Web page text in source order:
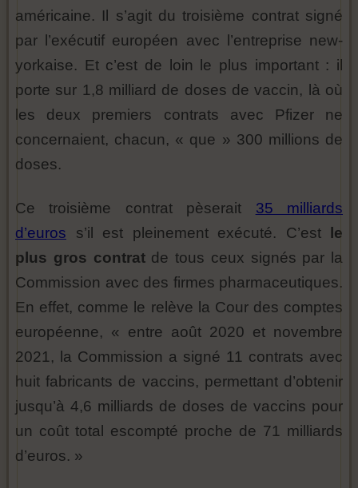
américaine. Il s’agit du troisième contrat signé
par l’exécutif européen avec l’entreprise new-
yorkaise. Et c’est de loin le plus important : il
porte sur 1,8 milliard de doses de vaccin, là où
les deux premiers contrats avec Pfizer ne
concernaient, chacun, « que » 300 millions de
doses.
Ce troisième contrat pèserait 35 milliards
d’euros s’il est pleinement exécuté. C’est le
plus gros contratde tous ceux signés par la
Commission avec des firmes pharmaceutiques.
En effet, comme le relève la Cour des comptes
européenne, « entre août 2020 et novembre
2021, la Commission a signé 11 contrats avec
huit fabricants de vaccins, permettant d’obtenir
jusqu’à 4,6 milliards de doses de vaccins pour
un coût total escompté proche de 71 milliards
d’euros. »